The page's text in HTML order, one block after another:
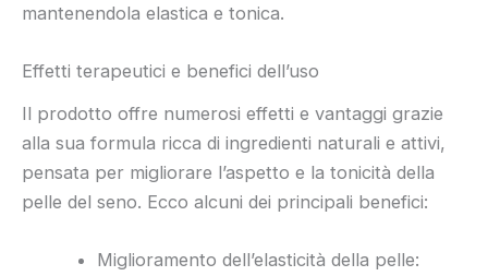
mantenendola elastica e tonica.
Effetti terapeutici e benefici dell’uso
Il prodotto offre numerosi effetti e vantaggi grazie
alla sua formula ricca di ingredienti naturali e attivi,
pensata per migliorare l’aspetto e la tonicità della
pelle del seno. Ecco alcuni dei principali benefici:
Miglioramento dell’elasticità della pelle: